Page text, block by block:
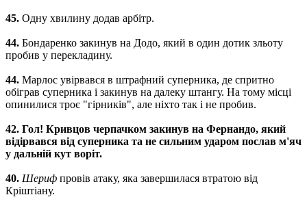
45. Одну хвилину додав арбітр.
44. Бондаренко закинув на Додо, який в один дотик зльоту
пробив у перекладину.
44. Марлос увірвався в штрафний суперника, де спритно
обіграв суперника і закинув на далеку штангу. На тому місці
опинилися троє "гірників", але ніхто так і не пробив.
42. Гол! Кривцов черпачком закинув на Фернандо, який
відірвався від суперника та не сильним ударом послав м'яч
у дальній кут воріт.
40. Шериф провів атаку, яка завершилася втратою від
Кріштіану.